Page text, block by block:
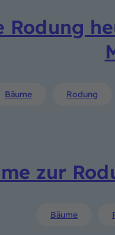
Bäume Rodung
zur
Bäume